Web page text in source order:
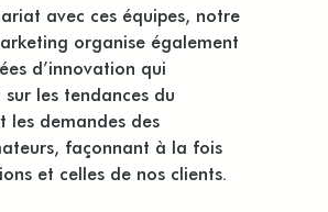
avec ces équipes, notre
organise également
d’innovation qui
sur les tendances du
les demandes des
façonnant à la fois
et celles de nos clients.